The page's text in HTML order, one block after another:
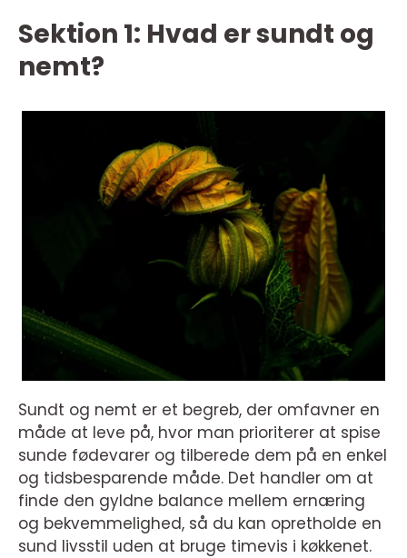
Sektion 1: Hvad er sundt og
nemt?
Sundt og nemt er et begreb, der omfavner en
måde at leve på, hvor man prioriterer at spise
sunde fødevarer og tilberede dem på en enkel
og tidsbesparende måde. Det handler om at
finde den gyldne balance mellem ernæring
og bekvemmelighed, så du kan opretholde en
sund livsstil uden at bruge timevis i køkkenet.